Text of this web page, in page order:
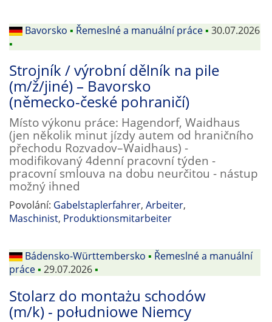
Bavorsko ▪ Řemeslné a manuální práce▪ 30.07.2026
▪
Strojník / výrobní dělník na pile
(m/ž/jiné) – Bavorsko
(německo-české pohraničí)
Místo výkonu práce: Hagendorf, Waidhaus
(jen několik minut jízdy autem od hraničního
přechodu Rozvadov–Waidhaus) -
modifikovaný 4denní pracovní týden -
pracovní smlouva na dobu neurčitou - nástup
možný ihned
Povolání: Gabelstaplerfahrer, Arbeiter,
Maschinist, Produktionsmitarbeiter
Bádensko-Württembersko ▪ Řemeslné a manuální
práce▪ 29.07.2026▪
Stolarz do montażu schodów
(m/k) - południowe Niemcy